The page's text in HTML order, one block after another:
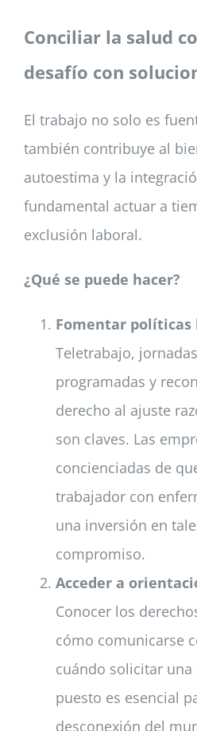
Conciliar la salud
desafío con
El trabajo no solo es
también contribuye al
autoestima y la
fundamental actuar a
exclusión laboral.
¿Qué se puede hacer?
Fomentar políticas
Teletrabajo,
programadas y
derecho al ajuste
son claves. Las
concienciadas de
trabajador con
una inversión en
compromiso.
Acceder a
Conocer los
cómo comunicarse
cuándo solicitar una
puesto es esencial
desconexión del